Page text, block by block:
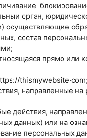
орган,
осуществляющие
состав
прямо или
thismywebsite·com;
направленные
действия,
данных) или на
персональных